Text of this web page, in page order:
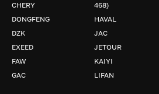
CHERY
DONGFENG
DZK
EXEED
FAW
GAC
468)
HAVAL
JAC
JETOUR
KAIYI
LIFAN